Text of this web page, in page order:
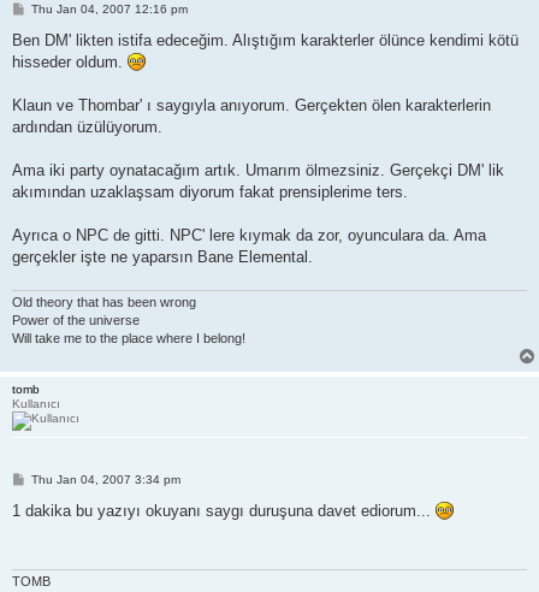
P
s
Thu Jan 04, 2007 12:16 pm
Ben DM' likten istifa edeceğim. Alıştığım karakterler ölünce kendimi kötü
hisseder oldum.
Klaun ve Thombar' ı saygıyla anıyorum. Gerçekten ölen karakterlerin
ardından üzülüyorum.
Ama iki party oynatacağım artık. Umarım ölmezsiniz. Gerçekçi DM' lik
akımından uzaklaşsam diyorum fakat prensiplerime ters.
Ayrıca o NPC de gitti. NPC' lere kıymak da zor, oyunculara da. Ama
gerçekler işte ne yaparsın Bane Elemental.
Old theory that has been wrong
Power of the universe
Will take me to the place where I belong!
tomb
Kullanıcı
P
s
Thu Jan 04, 2007 3:34 pm
1 dakika bu yazıyı okuyanı saygı duruşuna davet ediorum...
TOMB